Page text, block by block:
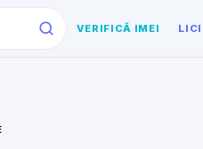
VERIFICĂ IMEI